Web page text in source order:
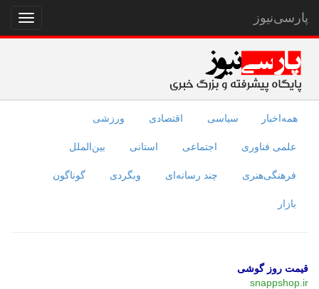
نمایش
منو
پارسی‌نیوز
همه‌اخبار سیاسی اقتصادی ورزشی
علمی فناوری اجتماعی استانی بین‌الملل
فرهنگی‌هنری چند رسانه‌ای وبگردی گوناگون
بازار
قیمت روز گوشی
snappshop.ir